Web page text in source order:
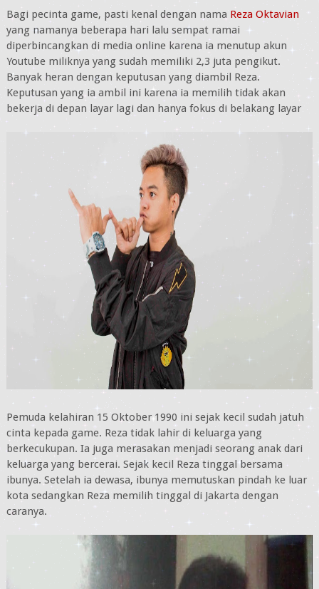
Bagi pecinta game, pasti kenal dengan nama Reza Oktavian
yang namanya beberapa hari lalu sempat ramai
diperbincangkan di media online karena ia menutup akun
Youtube miliknya yang sudah memiliki 2,3 juta pengikut.
Banyak heran dengan keputusan yang diambil Reza.
Keputusan yang ia ambil ini karena ia memilih tidak akan
bekerja di depan layar lagi dan hanya fokus di belakang layar
Pemuda kelahiran 15 Oktober 1990 ini sejak kecil sudah jatuh
cinta kepada game. Reza tidak lahir di keluarga yang
berkecukupan. Ia juga merasakan menjadi seorang anak dari
keluarga yang bercerai. Sejak kecil Reza tinggal bersama
ibunya. Setelah ia dewasa, ibunya memutuskan pindah ke luar
kota sedangkan Reza memilih tinggal di Jakarta dengan
caranya.